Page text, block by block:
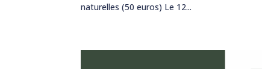
naturelles (50 euros) Le 12...